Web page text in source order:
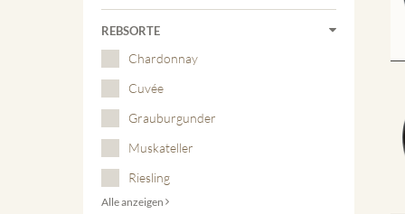
REBSORTE
Chardonnay
Cuvée
Grauburgunder
Muskateller
Riesling
Alle anzeigen